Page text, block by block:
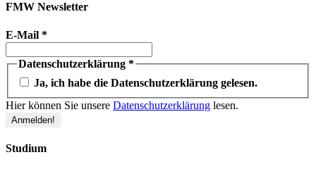
FMW Newsletter
E-Mail *
Datenschutzerklärung *
Ja, ich habe die Datenschutzerklärung gelesen.
Hier können Sie unsere Datenschutzerklärung lesen.
Studium